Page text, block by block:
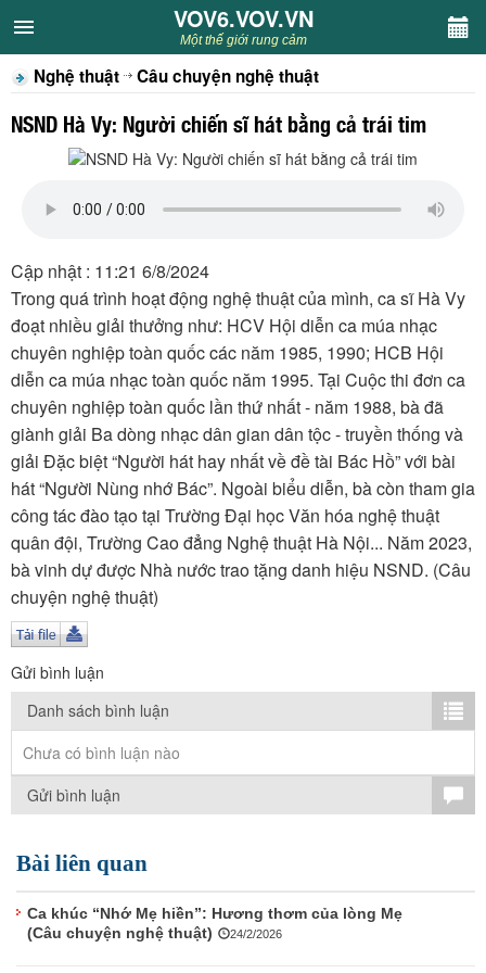
VOV6.VOV.VN
CHUYÊN MỤC
Khách VOV6
Sân khấu
Thiếu nhi
Kết nối VOV6
TÌM KIẾM
Vận hành bởi QI Corp
VOV6.VOV.VN
Một thế giới rung cảm
Nghệ thuật Câu chuyện nghệ thuật
NSND Hà Vy: Người chiến sĩ hát bằng cả trái tim
Cập nhật : 11:21 6/8/2024
Trong quá trình hoạt động nghệ thuật của mình, ca sĩ Hà Vy
đoạt nhiều giải thưởng như: HCV Hội diễn ca múa nhạc
chuyên nghiệp toàn quốc các năm 1985, 1990; HCB Hội
diễn ca múa nhạc toàn quốc năm 1995. Tại Cuộc thi đơn ca
chuyên nghiệp toàn quốc lần thứ nhất - năm 1988, bà đã
giành giải Ba dòng nhạc dân gian dân tộc - truyền thống và
giải Đặc biệt “Người hát hay nhất về đề tài Bác Hồ” với bài
hát “Người Nùng nhớ Bác”. Ngoài biểu diễn, bà còn tham gia
công tác đào tạo tại Trường Đại học Văn hóa nghệ thuật
quân đội, Trường Cao đẳng Nghệ thuật Hà Nội... Năm 2023,
bà vinh dự được Nhà nước trao tặng danh hiệu NSND. (Câu
chuyện nghệ thuật)
Gửi bình luận
Danh sách bình luận
Chưa có bình luận nào
Gửi bình luận
Bài liên quan
Ca khúc “Nhớ Mẹ hiền”: Hương thơm của lòng Mẹ
(Câu chuyện nghệ thuật)
24/2/2026